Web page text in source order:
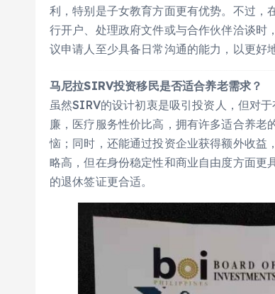
利，特别是子女教育方面更有优势。不过，
行开户、处理政府文件或与合作伙伴洽谈时
议申请人至少具备日常沟通的能力，以更好
马尼拉SIRV投资移民是否适合养老需求？
虽然SIRV的设计初衷是吸引投资人，但对
廉，医疗服务性价比高，拥有许多适合养
恼；同时，还能通过投资企业获得额外收益
略高，但在身份稳定性和商业自由度方面
的退休签证更合适。